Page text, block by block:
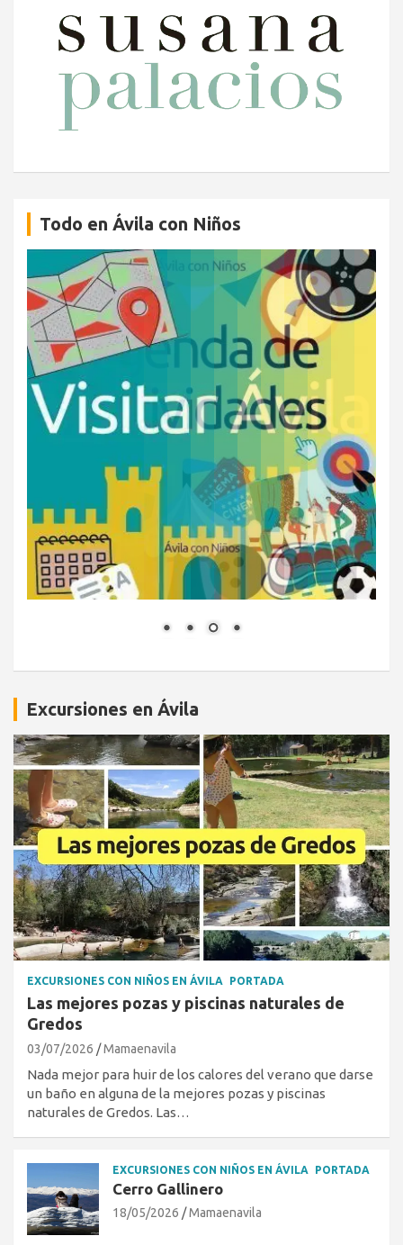
Todo en Ávila con Niños
Excursiones en Ávila
EXCURSIONES CON NIÑOS EN ÁVILA PORTADA
Las mejores pozas y piscinas naturales de
Gredos
03/07/2026 Mamaenavila
Nada mejor para huir de los calores del verano que darse
un baño en alguna de la mejores pozas y piscinas
naturales de Gredos. Las…
EXCURSIONES CON NIÑOS EN ÁVILA PORTADA
Cerro Gallinero
18/05/2026 Mamaenavila